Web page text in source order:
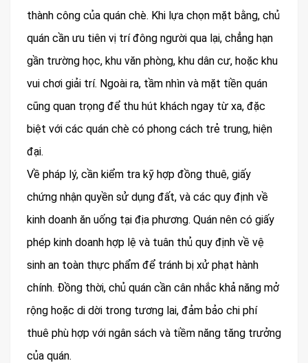
thành công của quán chè. Khi lựa chọn mặt bằng, chủ
quán cần ưu tiên vị trí đông người qua lại, chẳng hạn
gần trường học, khu văn phòng, khu dân cư, hoặc khu
vui chơi giải trí. Ngoài ra, tầm nhìn và mặt tiền quán
cũng quan trọng để thu hút khách ngay từ xa, đặc
biệt với các quán chè có phong cách trẻ trung, hiện
đại.
Về pháp lý, cần kiểm tra kỹ hợp đồng thuê, giấy
chứng nhận quyền sử dụng đất, và các quy định về
kinh doanh ăn uống tại địa phương. Quán nên có giấy
phép kinh doanh hợp lệ và tuân thủ quy định về vệ
sinh an toàn thực phẩm để tránh bị xử phạt hành
chính. Đồng thời, chủ quán cần cân nhắc khả năng mở
rộng hoặc di dời trong tương lai, đảm bảo chi phí
thuê phù hợp với ngân sách và tiềm năng tăng trưởng
của quán.